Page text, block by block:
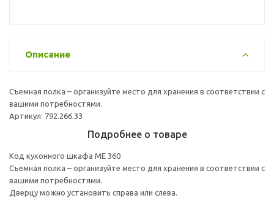
Описание
Съемная полка – организуйте место для хранения в соответствии с
вашими потребностями.
Артикул: 792.266.33
Подробнее о товаре
Код кухонного шкафа ME 360
Съемная полка – организуйте место для хранения в соответствии с
вашими потребностями.
Дверцу можно установить справа или слева.